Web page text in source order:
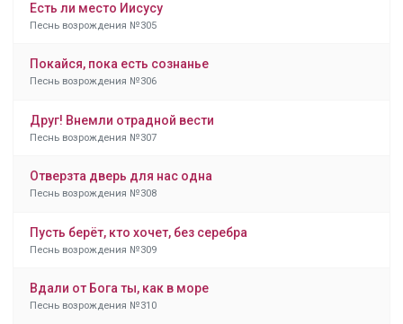
Есть ли место Иисусу
Песнь возрождения №305
Покайся, пока есть сознанье
Песнь возрождения №306
Друг! Внемли отрадной вести
Песнь возрождения №307
Отверзта дверь для нас одна
Песнь возрождения №308
Пусть берёт, кто хочет, без серебра
Песнь возрождения №309
Вдали от Бога ты, как в море
Песнь возрождения №310